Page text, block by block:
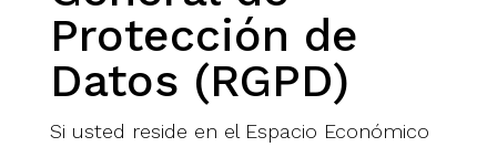
Protección de
Datos (RGPD)
Si usted reside en el Espacio Económico